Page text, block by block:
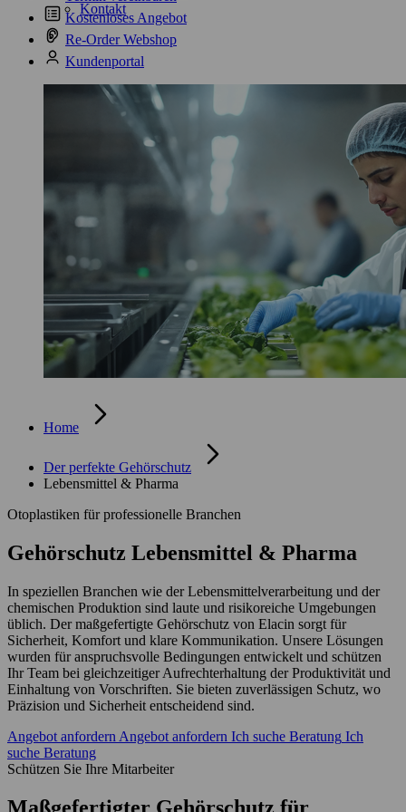
Kontakt
Kostenloses Angebot
Re-Order Webshop
Kundenportal
Home
Der perfekte Gehörschutz
Lebensmittel & Pharma
Otoplastiken für professionelle Branchen
Gehörschutz Lebensmittel & Pharma
In speziellen Branchen wie der Lebensmittelverarbeitung und der
chemischen Produktion sind laute und risikoreiche Umgebungen
üblich. Der maßgefertigte Gehörschutz von Elacin sorgt für
Sicherheit, Komfort und klare Kommunikation. Unsere Lösungen
wurden für anspruchsvolle Bedingungen entwickelt und schützen
Ihr Team bei gleichzeitiger Aufrechterhaltung der Produktivität und
Einhaltung von Vorschriften. Sie bieten zuverlässigen Schutz, wo
Präzision und Sicherheit entscheidend sind.
Angebot anfordern Angebot anfordern Ich suche Beratung Ich
suche Beratung
Schützen Sie Ihre Mitarbeiter
Maßgefertigter Gehörschutz für